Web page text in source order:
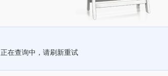
正在查询中，请刷新重试